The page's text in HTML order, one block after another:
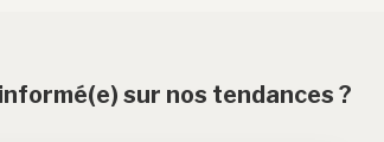
sur nos tendances ?